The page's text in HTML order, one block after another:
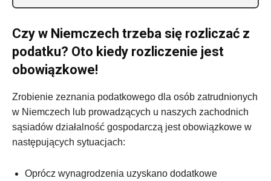
Czy w Niemczech trzeba się rozliczać z
podatku? Oto kiedy rozliczenie jest
obowiązkowe!
Zrobienie zeznania podatkowego dla osób zatrudnionych
w Niemczech lub prowadzących u naszych zachodnich
sąsiadów działalność gospodarczą jest obowiązkowe w
następujących sytuacjach:
Oprócz wynagrodzenia uzyskano dodatkowe